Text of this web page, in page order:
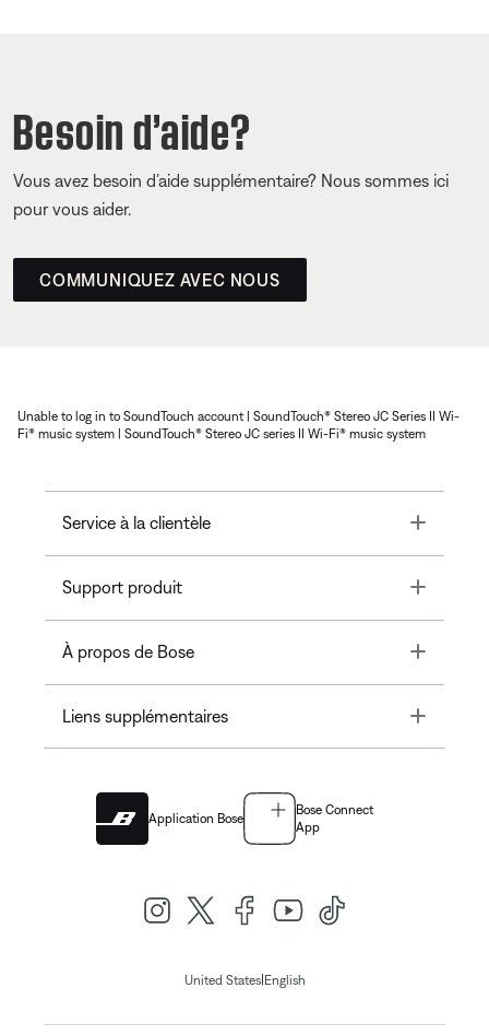
Besoin d’aide?
Vous avez besoin d’aide supplémentaire? Nous sommes ici
pour vous aider.
COMMUNIQUEZ AVEC NOUS
Unable to log in to SoundTouch account | SoundTouch® Stereo JC Series II Wi-
Fi® music system | SoundTouch® Stereo JC series II Wi-Fi® music system
Service à la clientèle Toggle
Support produit Toggle
À propos de Bose Toggle
Liens supplémentaires Toggle
Application Bose
Bose Connect
App
United States| English